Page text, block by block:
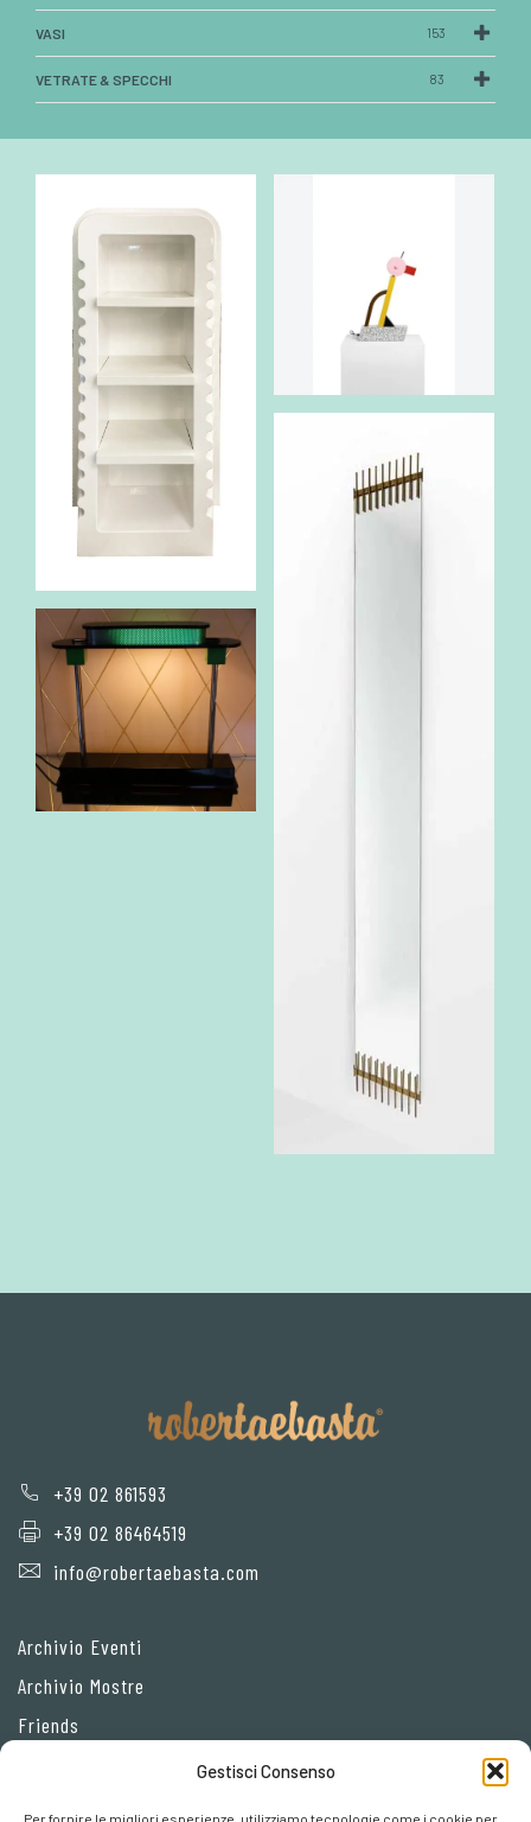
Gestisci Consenso
Per fornire le migliori esperienze, utilizziamo tecnologie come i cookie per
VASI 153
VETRATE & SPECCHI 83
+39 02 861593
+39 02 86464519
info@robertaebasta.com
Archivio Eventi
Archivio Mostre
Friends